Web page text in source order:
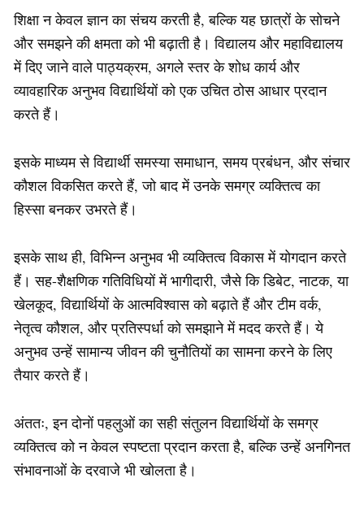
शिक्षा न केवल ज्ञान का संचय करती है, बल्कि यह छात्रों के सोचने
और समझने की क्षमता को भी बढ़ाती है। विद्यालय और महाविद्यालय
में दिए जाने वाले पाठ्यक्रम, अगले स्तर के शोध कार्य और
व्यावहारिक अनुभव विद्यार्थियों को एक उचित ठोस आधार प्रदान
करते हैं।
इसके माध्यम से विद्यार्थी समस्या समाधान, समय प्रबंधन, और संचार
कौशल विकसित करते हैं, जो बाद में उनके समग्र व्यक्तित्व का
हिस्सा बनकर उभरते हैं।
इसके साथ ही, विभिन्न अनुभव भी व्यक्तित्व विकास में योगदान करते
हैं। सह-शैक्षणिक गतिविधियों में भागीदारी, जैसे कि डिबेट, नाटक, या
खेलकूद, विद्यार्थियों के आत्मविश्वास को बढ़ाते हैं और टीम वर्क,
नेतृत्व कौशल, और प्रतिस्पर्धा को समझाने में मदद करते हैं। ये
अनुभव उन्हें सामान्य जीवन की चुनौतियों का सामना करने के लिए
तैयार करते हैं।
अंततः, इन दोनों पहलुओं का सही संतुलन विद्यार्थियों के समग्र
व्यक्तित्व को न केवल स्पष्टता प्रदान करता है, बल्कि उन्हें अनगिनत
संभावनाओं के दरवाजे भी खोलता है।